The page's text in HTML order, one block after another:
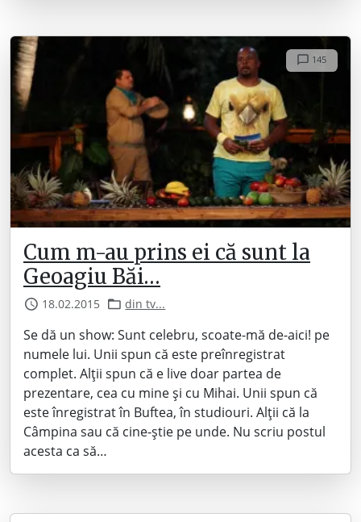
145
Cum m-au prins ei că sunt la
Geoagiu Băi…
18.02.2015 din tv...
Se dă un show: Sunt celebru, scoate-mă de-aici! pe
numele lui. Unii spun că este preînregistrat
complet. Alții spun că e live doar partea de
prezentare, cea cu mine și cu Mihai. Unii spun că
este înregistrat în Buftea, în studiouri. Alții că la
Câmpina sau că cine-știe pe unde. Nu scriu postul
acesta ca să…